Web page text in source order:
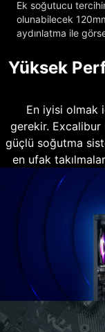
Ek soğutucu
olunabilecek
aydınlatma ile
Yüksek
En iyisi olmak
gerekir.
güçlü soğutma
en ufak